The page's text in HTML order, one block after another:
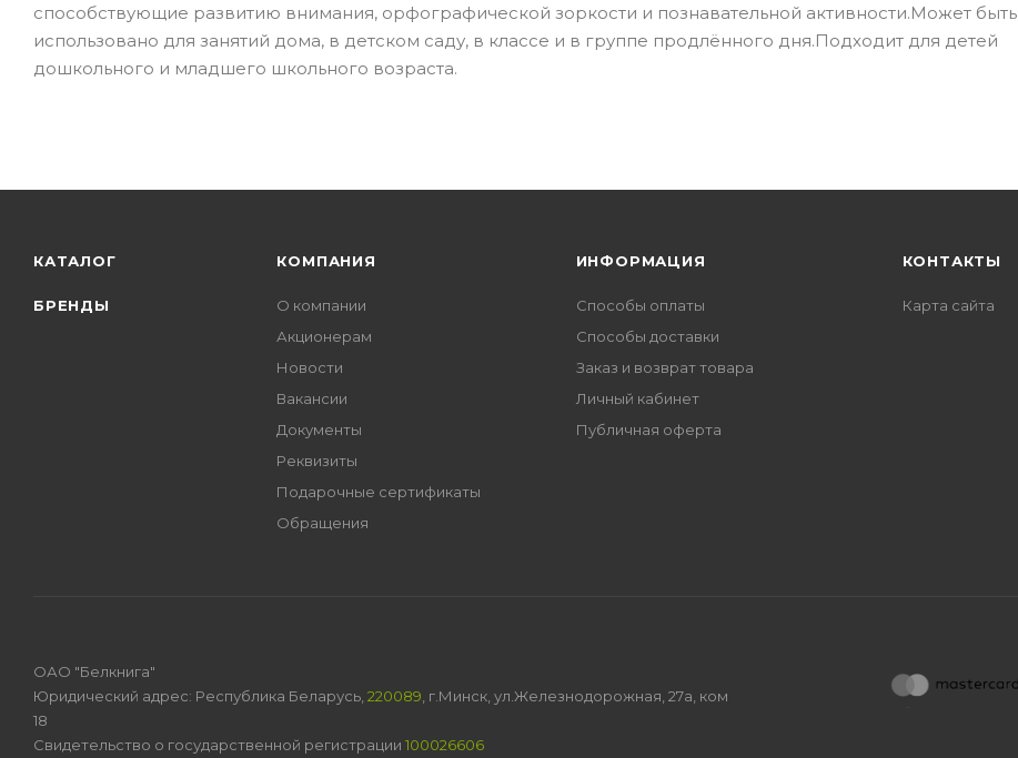
способствующие развитию внимания, орфографической зоркости и познавательной активности.Может быть
использовано для занятий дома, в детском саду, в классе и в группе продлённого дня.Подходит для детей
дошкольного и младшего школьного возраста.
КАТАЛОГ
БРЕНДЫ
КОМПАНИЯ
О компании
Акционерам
Новости
Вакансии
Документы
Реквизиты
Подарочные сертификаты
Обращения
ИНФОРМАЦИЯ
Способы оплаты
Способы доставки
Заказ и возврат товара
Личный кабинет
Публичная оферта
КОНТАКТЫ
Карта сайта
ОАО "Белкнига"
Юридический адрес: Республика Беларусь, 220089 , г.Минск, ул.Железнодорожная, 27а, ком
18
Свидетельство о государственной регистрации 100026606